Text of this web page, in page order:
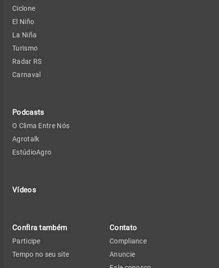
Ciclone
El Niño
La Niña
Turismo
Radar RS
Carnaval
Podcasts
O Clima Entre Nós
Agrotalk
EstúdioAgro
Vídeos
Confira também
Participe
Tempo no seu site
Contato
Compliance
Anuncie